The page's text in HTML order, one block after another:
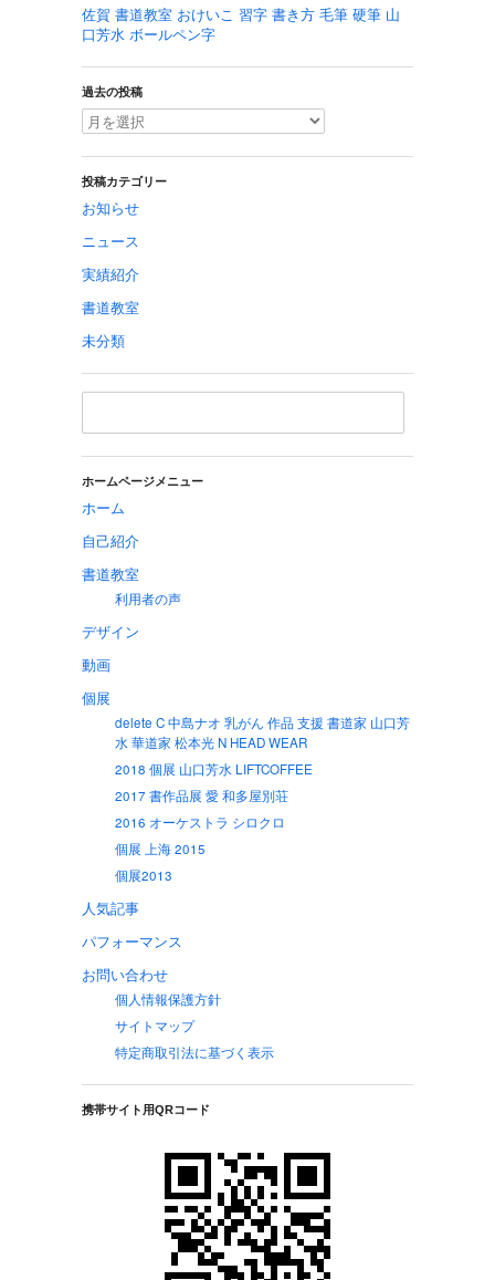
佐賀 書道教室 おけいこ 習字 書き方 毛筆 硬筆 山
口芳水 ボールペン字
過去の投稿
投稿カテゴリー
お知らせ
ニュース
実績紹介
書道教室
未分類
ホームページメニュー
ホーム
自己紹介
書道教室
利用者の声
デザイン
動画
個展
delete C 中島ナオ 乳がん 作品 支援 書道家 山口芳
水 華道家 松本光 N HEAD WEAR
2018 個展 山口芳水 LIFTCOFFEE
2017 書作品展 愛 和多屋別荘
2016 オーケストラ シロクロ
個展 上海 2015
個展2013
人気記事
パフォーマンス
お問い合わせ
個人情報保護方針
サイトマップ
特定商取引法に基づく表示
携帯サイト用QRコード